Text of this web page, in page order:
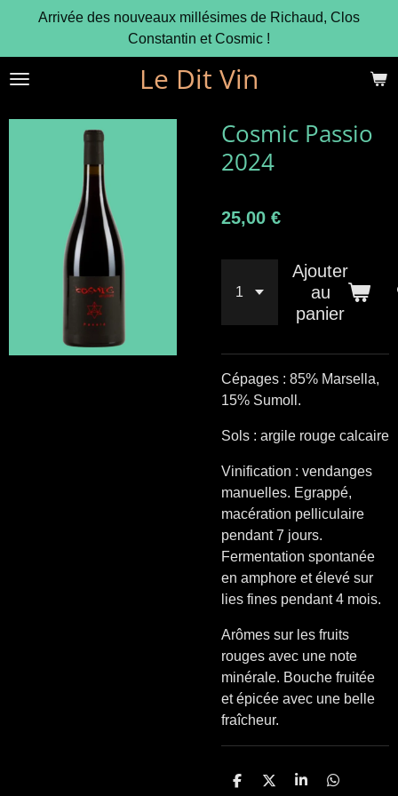
Passer
contenu
principal
Le Dit Vin
Arrivée des nouveaux millésimes de Richaud, Clos
Constantin et Cosmic !
Cosmic Passio
2024
25,00 €
Ajouter
au
panier
Cépages : 85% Marsella,
15% Sumoll.
Sols : argile rouge calcaire
Vinification : vendanges
manuelles. Egrappé,
macération pelliculaire
pendant 7 jours.
Fermentation spontanée
en amphore et élevé sur
lies fines pendant 4 mois.
Arômes sur les fruits
rouges avec une note
minérale. Bouche fruitée
et épicée avec une belle
fraîcheur.
P
P
P
P